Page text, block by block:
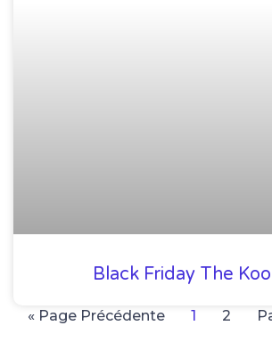
Black Friday The
« Page Précédente 1 2